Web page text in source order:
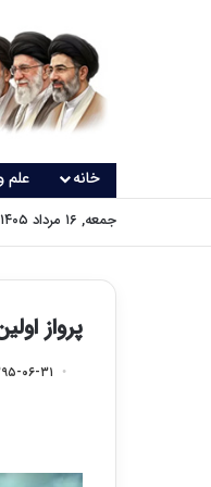
خانه علم
جمعه, ۱۶ مرداد ۱۴۰۵
پرواز
۱۳۹۵-